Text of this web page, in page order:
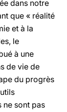
dans notre
que « réalité
et à la
le
à une
de vie de
du progrès
ne sont pas